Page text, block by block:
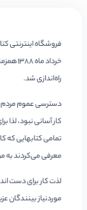
فروشگاه اینترنتی
خرداد
راه‌اندازی شد.
دسترسی عموم مردم
کار آسانی نبود،
تمامی کتابهایی که
معرفی می‌کردند به
لذت کار برای دست
مورد‌نیاز بینندگان